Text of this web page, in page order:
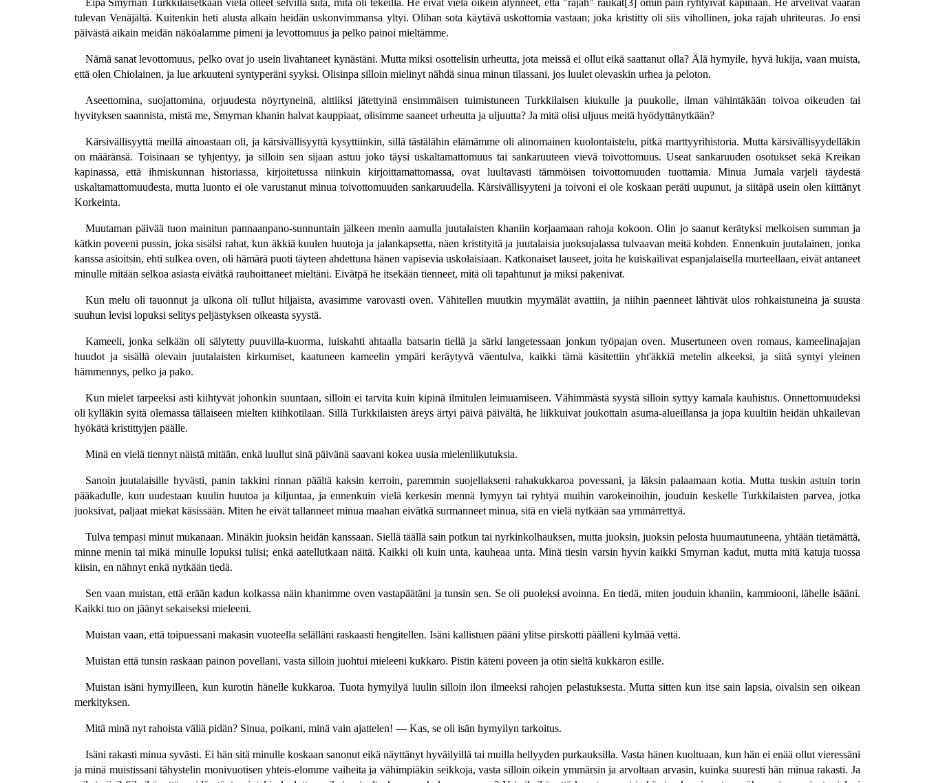
Eipä Smyrnan Turkkilaisetkaan vielä olleet selvillä siitä, mitä oli tekeillä. He eivät vielä oikein älynneet, että "rajah" raukat[3] omin päin ryhtyivät kapinaan. He arvelivat vaaran
tulevan Venäjältä. Kuitenkin heti alusta alkain heidän uskonvimmansa yltyi. Olihan sota käytävä uskottomia vastaan; joka kristitty oli siis vihollinen, joka rajah uhriteuras. Jo ensi
päivästä aikain meidän näköalamme pimeni ja levottomuus ja pelko painoi mieltämme.
Nämä sanat levottomuus, pelko ovat jo usein livahtaneet kynästäni. Mutta miksi osottelisin urheutta, jota meissä ei ollut eikä saattanut olla? Älä hymyile, hyvä lukija, vaan muista,
että olen Chiolainen, ja lue arkuuteni syntyperäni syyksi. Olisinpa silloin mielinyt nähdä sinua minun tilassani, jos luulet olevaskin urhea ja peloton.
Aseettomina, suojattomina, orjuudesta nöyrtyneinä, alttiiksi jätettyinä ensimmäisen tuimistuneen Turkkilaisen kiukulle ja puukolle, ilman vähintäkään toivoa oikeuden tai
hyvityksen saannista, mistä me, Smyrnan khanin halvat kauppiaat, olisimme saaneet urheutta ja uljuutta? Ja mitä olisi uljuus meitä hyödyttänytkään?
Kärsivällisyyttä meillä ainoastaan oli, ja kärsivällisyyttä kysyttiinkin, sillä tästälähin elämämme oli alinomainen kuolontaistelu, pitkä marttyyrihistoria. Mutta kärsivällisyydelläkin
on määränsä. Toisinaan se tyhjentyy, ja silloin sen sijaan astuu joko täysi uskaltamattomuus tai sankaruuteen vievä toivottomuus. Useat sankaruuden osotukset sekä Kreikan
kapinassa, että ihmiskunnan historiassa, kirjoitetussa niinkuin kirjoittamattomassa, ovat luultavasti tämmöisen toivottomuuden tuottamia. Minua Jumala varjeli täydestä
uskaltamattomuudesta, mutta luonto ei ole varustanut minua toivottomuuden sankaruudella. Kärsivällisyyteni ja toivoni ei ole koskaan peräti uupunut, ja siitäpä usein olen kiittänyt
Korkeinta.
Muutaman päivää tuon mainitun pannaanpano-sunnuntain jälkeen menin aamulla juutalaisten khaniin korjaamaan rahoja kokoon. Olin jo saanut kerätyksi melkoisen summan ja
kätkin poveeni pussin, joka sisälsi rahat, kun äkkiä kuulen huutoja ja jalankapsetta, näen kristityitä ja juutalaisia juoksujalassa tulvaavan meitä kohden. Ennenkuin juutalainen, jonka
kanssa asioitsin, ehti sulkea oven, oli hämärä puoti täyteen ahdettuna hänen vapisevia uskolaisiaan. Katkonaiset lauseet, joita he kuiskailivat espanjalaisella murteellaan, eivät antaneet
minulle mitään selkoa asiasta eivätkä rauhoittaneet mieltäni. Eivätpä he itsekään tienneet, mitä oli tapahtunut ja miksi pakenivat.
Kun melu oli tauonnut ja ulkona oli tullut hiljaista, avasimme varovasti oven. Vähitellen muutkin myymälät avattiin, ja niihin paenneet lähtivät ulos rohkaistuneina ja suusta
suuhun levisi lopuksi selitys peljästyksen oikeasta syystä.
Kameeli, jonka selkään oli sälytetty puuvilla-kuorma, luiskahti ahtaalla batsarin tiellä ja särki langetessaan jonkun työpajan oven. Musertuneen oven romaus, kameelinajajan
huudot ja sisällä olevain juutalaisten kirkumiset, kaatuneen kameelin ympäri keräytyvä väentulva, kaikki tämä käsitettiin yht'äkkiä metelin alkeeksi, ja siitä syntyi yleinen
hämmennys, pelko ja pako.
Kun mielet tarpeeksi asti kiihtyvät johonkin suuntaan, silloin ei tarvita kuin kipinä ilmitulen leimuamiseen. Vähimmästä syystä silloin syttyy kamala kauhistus. Onnettomuudeksi
oli kylläkin syitä olemassa tällaiseen mielten kiihkotilaan. Sillä Turkkilaisten äreys ärtyi päivä päivältä, he liikkuivat joukottain asuma-alueillansa ja jopa kuultiin heidän uhkailevan
hyökätä kristittyjen päälle.
Minä en vielä tiennyt näistä mitään, enkä luullut sinä päivänä saavani kokea uusia mielenliikutuksia.
Sanoin juutalaisille hyvästi, panin takkini rinnan päältä kaksin kerroin, paremmin suojellakseni rahakukkaroa povessani, ja läksin palaamaan kotia. Mutta tuskin astuin torin
pääkadulle, kun uudestaan kuulin huutoa ja kiljuntaa, ja ennenkuin vielä kerkesin mennä lymyyn tai ryhtyä muihin varokeinoihin, jouduin keskelle Turkkilaisten parvea, jotka
juoksivat, paljaat miekat käsissään. Miten he eivät tallanneet minua maahan eivätkä surmanneet minua, sitä en vielä nytkään saa ymmärrettyä.
Tulva tempasi minut mukanaan. Minäkin juoksin heidän kanssaan. Siellä täällä sain potkun tai nyrkinkolhauksen, mutta juoksin, juoksin pelosta huumautuneena, yhtään tietämättä,
minne menin tai mikä minulle lopuksi tulisi; enkä aatellutkaan näitä. Kaikki oli kuin unta, kauheaa unta. Minä tiesin varsin hyvin kaikki Smyrnan kadut, mutta mitä katuja tuossa
kiisin, en nähnyt enkä nytkään tiedä.
Sen vaan muistan, että erään kadun kolkassa näin khanimme oven vastapäätäni ja tunsin sen. Se oli puoleksi avoinna. En tiedä, miten jouduin khaniin, kammiooni, lähelle isääni.
Kaikki tuo on jäänyt sekaiseksi mieleeni.
Muistan vaan, että toipuessani makasin vuoteella selälläni raskaasti hengitellen. Isäni kallistuen pääni ylitse pirskotti päälleni kylmää vettä.
Muistan että tunsin raskaan painon povellani, vasta silloin juohtui mieleeni kukkaro. Pistin käteni poveen ja otin sieltä kukkaron esille.
Muistan isäni hymyilleen, kun kurotin hänelle kukkaroa. Tuota hymyilyä luulin silloin ilon ilmeeksi rahojen pelastuksesta. Mutta sitten kun itse sain lapsia, oivalsin sen oikean
merkityksen.
Mitä minä nyt rahoista väliä pidän? Sinua, poikani, minä vain ajattelen! — Kas, se oli isän hymyilyn tarkoitus.
Isäni rakasti minua syvästi. Ei hän sitä minulle koskaan sanonut eikä näyttänyt hyväilyillä tai muilla hellyyden purkauksilla. Vasta hänen kuoltuaan, kun hän ei enää ollut vieressäni
ja minä muistissani tähystelin monivuotisen yhteis-elomme vaiheita ja vähimpiäkin seikkoja, vasta silloin oikein ymmärsin ja arvoltaan arvasin, kuinka suuresti hän minua rakasti. Ja